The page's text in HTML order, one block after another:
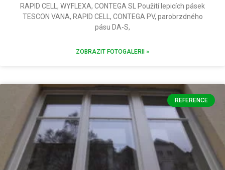
RAPID CELL, WYFLEXA, CONTEGA SL Použití lepicích pásek
TESCON VANA, RAPID CELL, CONTEGA PV, parobrzdného
pásu DA-S,
ZOBRAZIT FOTOGALERII »
REFERENCE